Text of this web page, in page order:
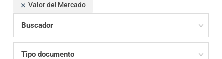
Valor del Mercado
Buscador
Tipo documento